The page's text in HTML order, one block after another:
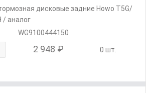
дисковые задние Howo T5G/
/ аналог
WG9100444150
2 948 ₽ 0 шт.